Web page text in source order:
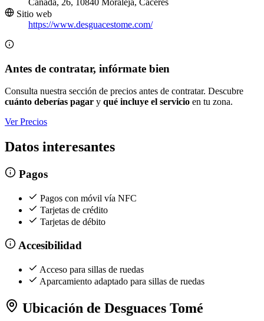
Cañada, 26, 10840 Moraleja, Cáceres
Sitio web
https://www.desguacestome.com/
Antes de contratar, infórmate bien
Consulta nuestra sección de precios antes de contratar. Descubre
cuánto deberías pagar y qué incluye el servicio en tu zona.
Ver Precios
Datos interesantes
Pagos
Pagos con móvil vía NFC
Tarjetas de crédito
Tarjetas de débito
Accesibilidad
Acceso para sillas de ruedas
Aparcamiento adaptado para sillas de ruedas
Ubicación de Desguaces Tomé